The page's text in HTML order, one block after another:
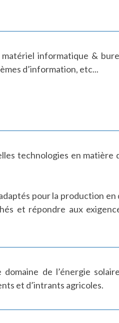
informatique &
d’information, etc...
technologies en matière
pour la production
et répondre aux
de l’énergie
et d’intrants agricoles.